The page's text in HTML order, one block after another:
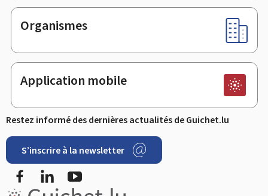
Organismes
Application mobile
Restez informé des dernières actualités de Guichet.lu
S’inscrire à la newsletter
FacebookLinkedIn